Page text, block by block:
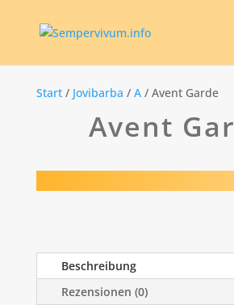
Start/ Jovibarba / A/ Avent Garde
Avent
Beschreibung
Rezensionen (0)